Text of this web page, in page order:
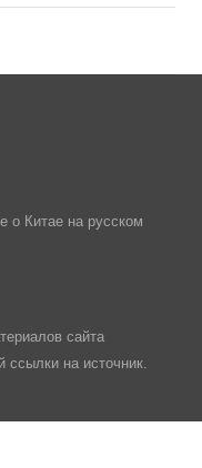
о Китае на русском
сайта
ссылки на источник.